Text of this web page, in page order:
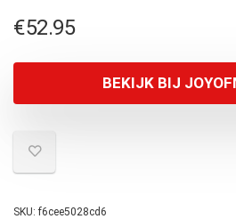
€52.95
BEKIJK BIJ
SKU:f6cee5028cd6